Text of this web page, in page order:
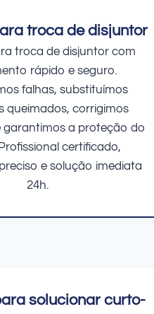
troca de disjuntor
troca de disjuntor com
rápido e seguro.
falhas, substituímos
queimados, corrigimos
garantimos a proteção do
certificado,
e solução imediata
24h.
solucionar curto-